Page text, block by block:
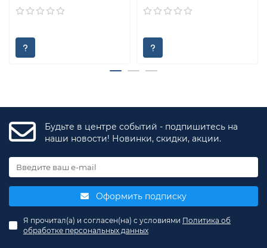
Будьте в центре событий - подпишитесь на
наши новости! Новинки, скидки, акции.
Оформить подписку
Я прочитал(а) и согласен(на) с условиями Политика об
обработке персональных данных